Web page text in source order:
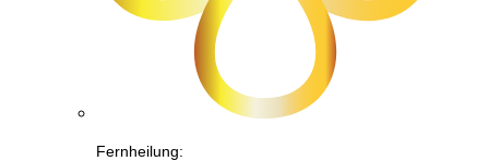
Fernheilung: